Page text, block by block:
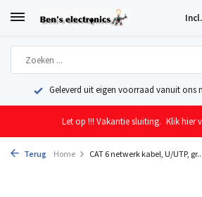
Incl.
Geleverd uit eigen voorraad vanuit ons
Let op !!! Vakantie sluiting. Klik hier
Terug Home CAT 6 netwerk kabel, U/UTP, gr...